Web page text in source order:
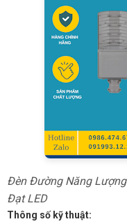
Đèn Đường Năng
Đạt LED
Thông số kỹ thuật: